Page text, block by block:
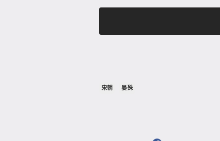
宋朝 晏殊